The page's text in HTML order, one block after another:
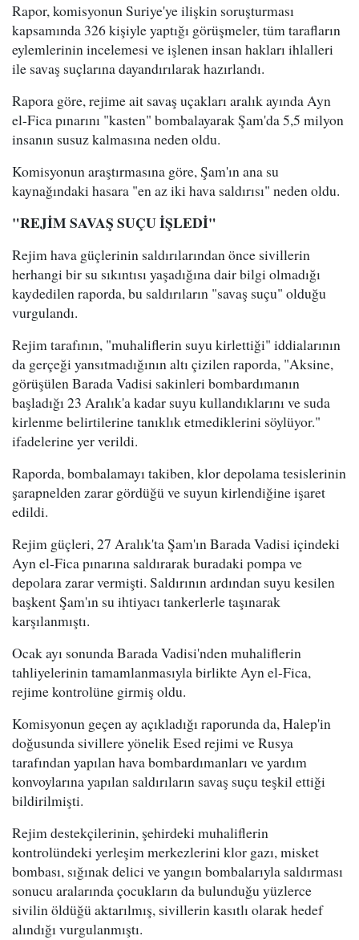
Rapor, komisyonun Suriye'ye ilişkin soruşturması
kapsamında 326 kişiyle yaptığı görüşmeler, tüm tarafların
eylemlerinin incelemesi ve işlenen insan hakları ihlalleri
ile savaş suçlarına dayandırılarak hazırlandı.
Rapora göre, rejime ait savaş uçakları aralık ayında Ayn
el-Fica pınarını "kasten" bombalayarak Şam'da 5,5 milyon
insanın susuz kalmasına neden oldu.
Komisyonun araştırmasına göre, Şam'ın ana su
kaynağındaki hasara "en az iki hava saldırısı" neden oldu.
"REJİM SAVAŞ SUÇU İŞLEDİ"
Rejim hava güçlerinin saldırılarından önce sivillerin
herhangi bir su sıkıntısı yaşadığına dair bilgi olmadığı
kaydedilen raporda, bu saldırıların "savaş suçu" olduğu
vurgulandı.
Rejim tarafının, "muhaliflerin suyu kirlettiği" iddialarının
da gerçeği yansıtmadığının altı çizilen raporda, "Aksine,
görüşülen Barada Vadisi sakinleri bombardımanın
başladığı 23 Aralık'a kadar suyu kullandıklarını ve suda
kirlenme belirtilerine tanıklık etmediklerini söylüyor."
ifadelerine yer verildi.
Raporda, bombalamayı takiben, klor depolama tesislerinin
şarapnelden zarar gördüğü ve suyun kirlendiğine işaret
edildi.
Rejim güçleri, 27 Aralık'ta Şam'ın Barada Vadisi içindeki
Ayn el-Fica pınarına saldırarak buradaki pompa ve
depolara zarar vermişti. Saldırının ardından suyu kesilen
başkent Şam'ın su ihtiyacı tankerlerle taşınarak
karşılanmıştı.
Ocak ayı sonunda Barada Vadisi'nden muhaliflerin
tahliyelerinin tamamlanmasıyla birlikte Ayn el-Fica,
rejime kontrolüne girmiş oldu.
Komisyonun geçen ay açıkladığı raporunda da, Halep'in
doğusunda sivillere yönelik Esed rejimi ve Rusya
tarafından yapılan hava bombardımanları ve yardım
konvoylarına yapılan saldırıların savaş suçu teşkil ettiği
bildirilmişti.
Rejim destekçilerinin, şehirdeki muhaliflerin
kontrolündeki yerleşim merkezlerini klor gazı, misket
bombası, sığınak delici ve yangın bombalarıyla saldırması
sonucu aralarında çocukların da bulunduğu yüzlerce
sivilin öldüğü aktarılmış, sivillerin kasıtlı olarak hedef
alındığı vurgulanmıştı.